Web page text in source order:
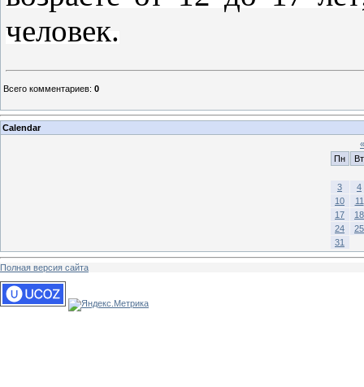
человек.
Всего комментариев: 0
Calendar
«
Пн
Вт
3
4
10
11
17
18
24
25
31
Полная версия сайта